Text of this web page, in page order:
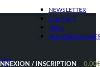
NEWSLETTER
CONTACT
FAQS
NOS
/ INSCRIPTION 0.00